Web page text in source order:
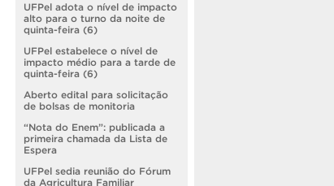
UFPel adota o nível de impacto
alto para o turno da noite de
quinta-feira (6)
UFPel estabelece o nível de
impacto médio para a tarde de
quinta-feira (6)
Aberto edital para solicitação
de bolsas de monitoria
“Nota do Enem”: publicada a
primeira chamada da Lista de
Espera
UFPel sedia reunião do Fórum
da Agricultura Familiar